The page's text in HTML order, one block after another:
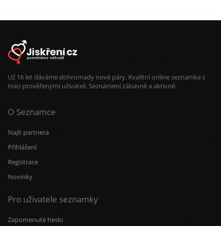
Už 16 let dáváme dohromady nové páry. Kvalitní online seznamka s
tisíci prověřenými uživateli. Seznámení zábavně a aktivně.
O Seznamce
Najít partnera
Přihlášení
Registrace
Novinky
Pro uživatele seznamky
Zapomenuté heslo